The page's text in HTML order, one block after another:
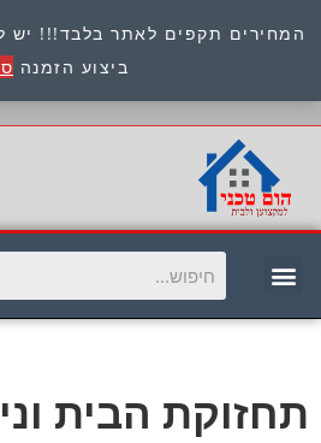
המחירים תקפים לאתר בלבד!!! יש
ביצוע הזמנה
8945722
תחזוקת הבית